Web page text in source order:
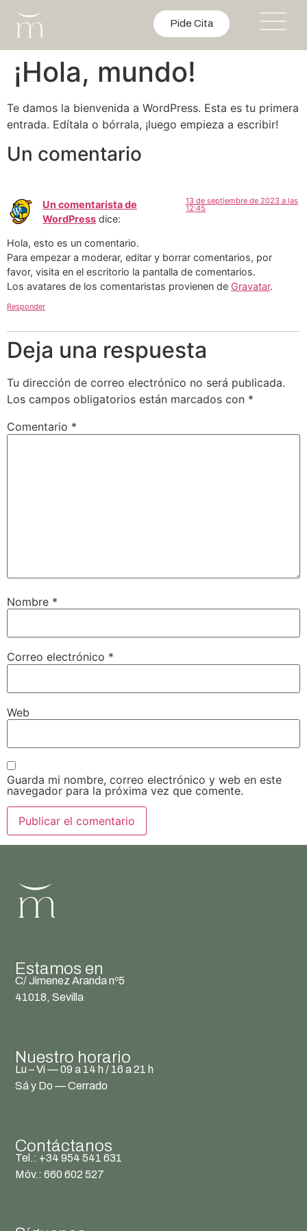
Pide Cita
¡Hola, mundo!
Te damos la bienvenida a WordPress. Esta es tu primera
entrada. Edítala o bórrala, ¡luego empieza a escribir!
Un comentario
Un comentarista de
WordPress dice:
13 de septiembre de 2023 a las
12:45
Hola, esto es un comentario.
Para empezar a moderar, editar y borrar comentarios, por
favor, visita en el escritorio la pantalla de comentarios.
Los avatares de los comentaristas provienen de Gravatar.
Responder
Deja una respuesta
Tu dirección de correo electrónico no será publicada.
Los campos obligatorios están marcados con *
Comentario *
Nombre *
Correo electrónico *
Web
Guarda mi nombre, correo electrónico y web en este
navegador para la próxima vez que comente.
Estamos en
C/ Jimenez Aranda nº5
41018, Sevilla
Nuestro horario
Lu – Vi — 09 a 14 h / 16 a 21 h
Sá y Do — Cerrado
Contáctanos
Tel.: +34 954 541 631
Móv.: 660 602 527